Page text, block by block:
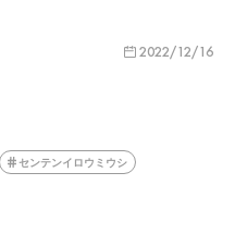
2022/12/16
センテンイロウミウシ